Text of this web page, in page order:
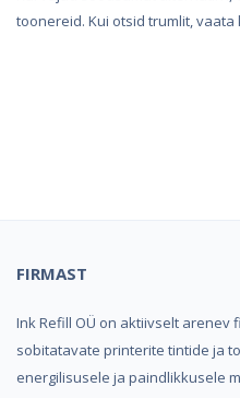
toonereid. Kui otsid trumlit,
FIRMAST
Ink Refill OÜ on aktiivselt
sobitatavate printerite tintide ja
energilisusele ja paindlikkusele